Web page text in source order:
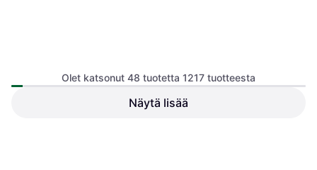
Bosch PKS 55 A
Olet katsonut 48 tuotetta 1217 tuotteesta
Näytä lisää